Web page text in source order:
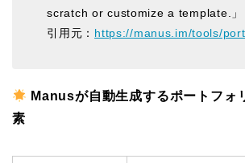
scratch or customize a template.」
引用元： https://manus.im/tools/
Manusが自動生成するポートフォ
素